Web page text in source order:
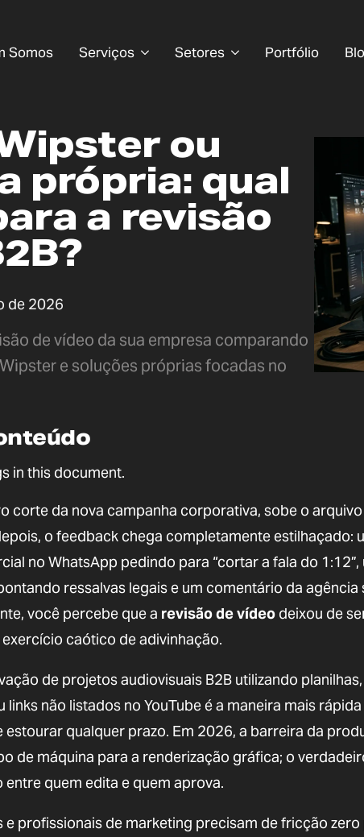
Somos Serviços Setores Portfólio
ou
própria: qual
a revisão
de 2026
de vídeo da sua empresa comparando
e soluções próprias focadas no
in this document.
corte da nova campanha corporativa, sobe o arquivo
o feedback chega completamente estilhaçado:
no WhatsApp pedindo para “cortar a fala do
ressalvas legais e um comentário da agência
você percebe que a revisão de vídeo deixou de
caótico de adivinhação.
de projetos audiovisuais B2B utilizando
links não listados no YouTube é a maneira mais
estourar qualquer prazo. Em 2026, a barreira da
de máquina para a renderização gráfica; o
quem edita e quem aprova.
e profissionais de marketing precisam de fricção